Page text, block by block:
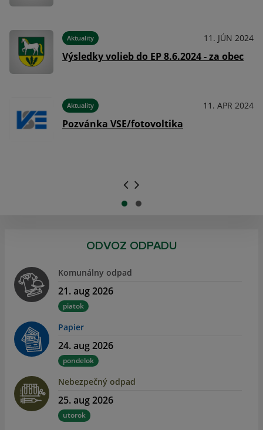
Aktuality 11. JÚN 2024
Výsledky volieb do EP 8.6.2024 - za obec
Aktuality 11. APR 2024
Pozvánka VSE/fotovoltika
ODVOZ ODPADU
Komunálny odpad
21. aug 2026
piatok
Papier
24. aug 2026
pondelok
Nebezpečný odpad
25. aug 2026
utorok